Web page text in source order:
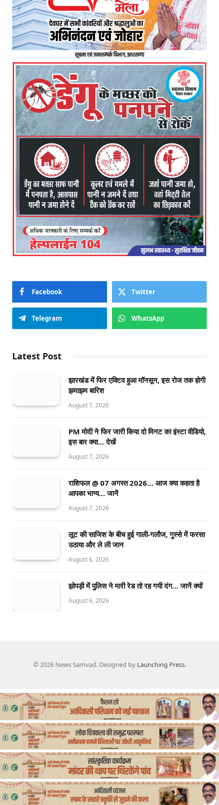
Facebook Twitter
Telegram WhatsApp
Latest Post
झारखंड में फिर एक्टिव हुआ मॉनसून, इस रोज तक होगी
झमाझम बारिश
August 7, 2026
PM मोदी ने फिर जारी किया दो मिनट का इंस्टा वीडियो,
इस बार क्या… देखें
August 7, 2026
राशिफल @ 07 अगस्त 2026… आज क्या कहता है
आपका भाग्य… जानें
August 7, 2026
लूट की साजिश के बीच हुई गाली-गलौज, गुस्से में फरसा
उठाया और ले ली जान
August 6, 2026
झोपड़ी में पुलिस ने मारी रेड तो रह गयी दंग… जानें क्यों
August 6, 2026
© 2026 News Samvad. Designed by Launching Press.